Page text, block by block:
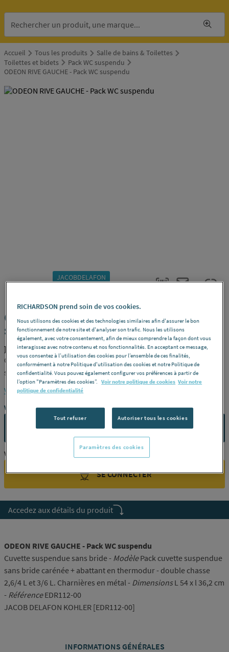
Accueil Tous les produits
Salle de bains & Toilettes
Toilettes et bidets
Pack WC suspendu
ODEON RIVE GAUCHE - Pack WC suspendu
JACOBDELAFON
ODEON RIVE GAUCHE - Pack WC
suspendu
JACOBDELAFON EDR112-00
Cuvette suspendue sans bride -ModèlePack cuvette suspendue
sans bride carénée + abattant en thermodur - double chasse
2,6/4 L et 3/6 L. Charnières en métal -DimensionsL 54 x l 36,2 cm
-
Voir la description complète
Vous avez un projet ?
CONTACTEZ-NOUS
Vous êtes un professionnel ?
SE CONNECTER
Accedez aux détails du produit
ODEON RIVE GAUCHE - Pack WC suspendu
Cuvette suspendue sans bride - ModèlePack cuvette suspendue
sans bride carénée + abattant en thermodur - double chasse
2,6/4 L et 3/6 L. Charnières en métal - Dimensions L 54 x l 36,2 cm
- RéférenceEDR112-00
JACOB DELAFON KOHLER [EDR112-00]
INFORMATIONS GÉNÉRALES
RICHARDSON prend soin de vos cookies.
Nous utilisons des cookies et des technologies similaires afin d'assurer le bon
fonctionnement de notre site et d'analyser son trafic. Nous les utilisons
également, avec votre consentement, afin de mieux comprendre la façon dont vous
interagissez avec notre contenu et nos fonctionnalités. En acceptant ce message,
vous consentez à l’utilisation des cookies pour l’ensemble de ces finalités,
conformément à notre Politique d'utilisation des cookies et notre Politique de
confidentialité. Vous pouvez également configurer vos préférences à partir de
l’option "Paramètres des cookies”. Voir notre politique de cookies Voir notre
politique de confidentialité
Tout refuser Autoriser tous les cookies
Paramètres des cookies